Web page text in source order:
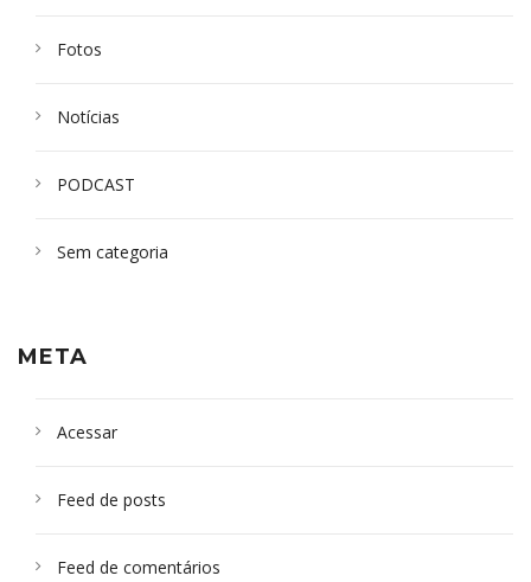
Fotos
Notícias
PODCAST
Sem categoria
META
Acessar
Feed de posts
Feed de comentários